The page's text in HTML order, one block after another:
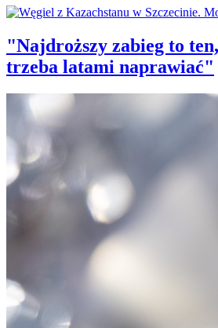
"Najdroższy zabieg to
trzeba latami naprawiać"